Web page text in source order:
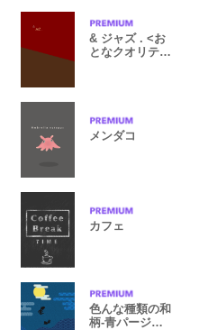
& ジャズ . <お
となクオリティ
メンダコ
カフェ
色んな種類の和
柄-青パージョ